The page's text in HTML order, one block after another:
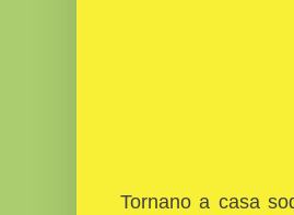
Tornano a casa